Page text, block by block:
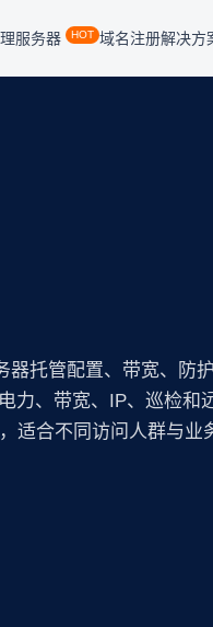
服务器 HOT 域名注册解决方
器托管配置、带宽、防
力、带宽、IP、巡检和
适合不同访问人群与业